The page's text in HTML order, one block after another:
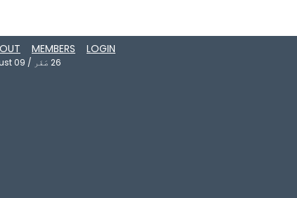
LOGIN
MEMBERS
26 صَفَر /
09